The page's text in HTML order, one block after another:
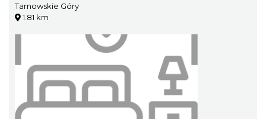
Tarnowskie Góry
1.81 km